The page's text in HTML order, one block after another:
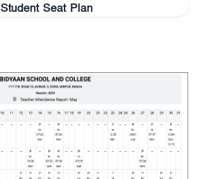
Student Seat Plan